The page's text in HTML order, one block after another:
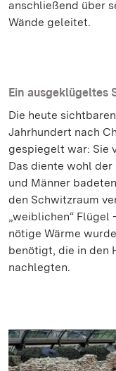
anschließend über
Wände geleitet.
Ein ausgeklügeltes
Die heute
Jahrhundert nach
gespiegelt war: Sie
Das diente wohl
und Männer
den Schwitzraum
„weiblichen“ Flügel
nötige Wärme
benötigt, die in den
nachlegten.